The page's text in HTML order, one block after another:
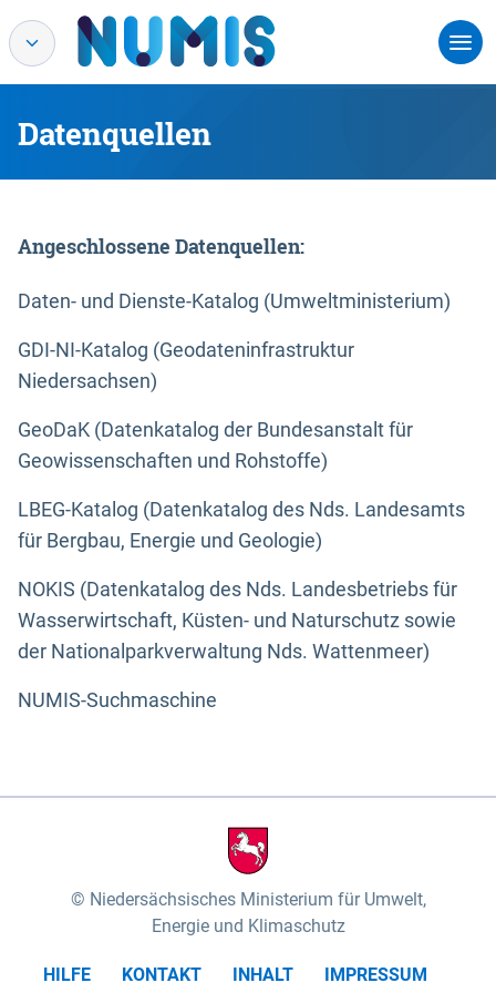
Datenquellen
Angeschlossene Datenquellen:
Daten- und Dienste-Katalog (Umweltministerium)
GDI-NI-Katalog (Geodateninfrastruktur
Niedersachsen)
GeoDaK (Datenkatalog der Bundesanstalt für
Geowissenschaften und Rohstoffe)
LBEG-Katalog (Datenkatalog des Nds. Landesamts
für Bergbau, Energie und Geologie)
NOKIS (Datenkatalog des Nds. Landesbetriebs für
Wasserwirtschaft, Küsten- und Naturschutz sowie
der Nationalparkverwaltung Nds. Wattenmeer)
NUMIS-Suchmaschine
Niedersächsisches Ministerium für Umwelt,
Energie und Klimaschutz
HILFE KONTAKT INHALT
IMPRESSUM